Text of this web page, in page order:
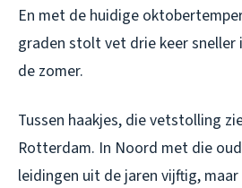
En met de huidige
graden stolt vet drie keer sneller
de zomer.
Tussen haakjes, die vetstolling
Rotterdam. In Noord met die
leidingen uit de jaren vijftig,